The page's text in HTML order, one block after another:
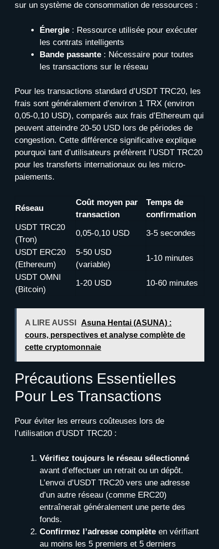
sur un système de consommation de ressources :
Énergie : Ressource utilisée pour exécuter
les contrats intelligents
Bande passante : Nécessaire pour toutes
les transactions sur le réseau
Pour les transactions standard d’USDT TRC20, les
frais sont généralement d’environ 1 TRX (environ
0,05-0,10 USD), comparés aux frais d’Ethereum qui
peuvent atteindre 20-50 USD lors de périodes de
congestion. Cette différence significative explique
pourquoi tant d’utilisateurs préfèrent l’USDT TRC20
pour les transferts internationaux ou les micro-
paiements.
Réseau
Coût moyen par
transaction
Temps de
confirmation
USDT TRC20
(Tron)
0,05-0,10 USD 3-5 secondes
USDT ERC20
(Ethereum)
5-50 USD
(variable)
1-10 minutes
USDT OMNI
(Bitcoin)
1-20 USD 10-60 minutes
A LIRE AUSSI
Asuna Hentai (ASUNA) :
cours, perspectives et analyse complète de
cette cryptomonnaie
Précautions Essentielles
Pour Les Transactions
Pour éviter les erreurs coûteuses lors de
l’utilisation d’USDT TRC20 :
Vérifiez toujours le réseau sélectionné
avant d’effectuer un retrait ou un dépôt.
L’envoi d’USDT TRC20 vers une adresse
d’un autre réseau (comme ERC20)
entraînerait généralement une perte des
fonds.
Confirmez l’adresse complète en vérifiant
au moins les 5 premiers et 5 derniers